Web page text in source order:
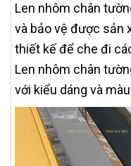
Len nhôm chân
và bảo vệ được sản
thiết kế để che đi
Len nhôm chân
với kiểu dáng và